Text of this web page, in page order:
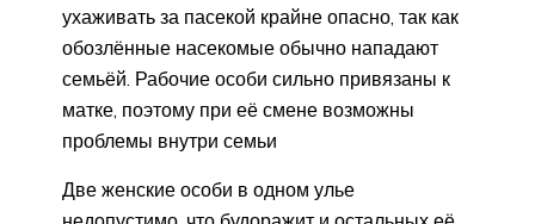
ухаживать за пасекой крайне опасно, так как
обозлённые насекомые обычно нападают
семьёй. Рабочие особи сильно привязаны к
матке, поэтому при её смене возможны
проблемы внутри семьи
Две женские особи в одном улье